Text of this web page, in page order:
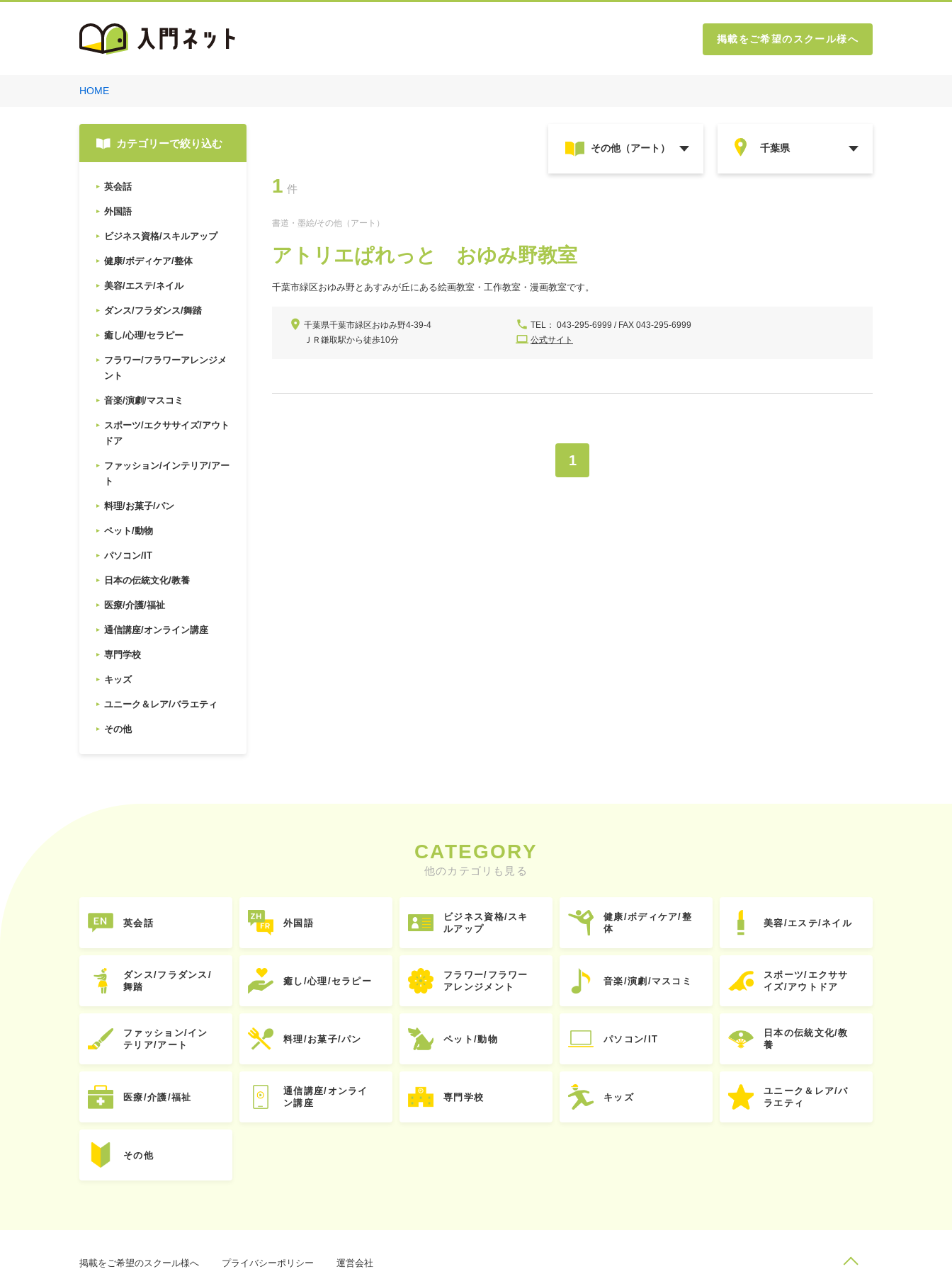
掲載をご希望のスクール様へ
HOME
カテゴリーで絞り込む
英会話
外国語
ビジネス資格/スキルアップ
健康/ボディケア/整体
美容/エステ/ネイル
ダンス/フラダンス/舞踏
癒し/心理/セラピー
フラワー/フラワーアレンジメ
ント
音楽/演劇/マスコミ
スポーツ/エクササイズ/アウト
ドア
ファッション/インテリア/アー
ト
料理/お菓子/パン
ペット/動物
パソコン/IT
日本の伝統文化/教養
医療/介護/福祉
通信講座/オンライン講座
専門学校
キッズ
ユニーク＆レア/バラエティ
その他
1 件
書道・墨絵/その他（アート）
アトリエぱれっと おゆみ野教室
千葉市緑区おゆみ野とあすみが丘にある絵画教室・工作教室・漫画教室です。
千葉県千葉市緑区おゆみ野4-39-4
ＪＲ鎌取駅から徒歩10分
TEL： 043-295-6999 / FAX 043-295-6999
公式サイト
1
CATEGORY
他のカテゴリも見る
英会話 外国語
ビジネス資格/スキ
ルアップ
健康/ボディケア/整
体
美容/エステ/ネイル
ダンス/フラダンス/
舞踏
癒し/心理/セラピー
フラワー/フラワー
アレンジメント
音楽/演劇/マスコミ
スポーツ/エクササ
イズ/アウトドア
ファッション/イン
テリア/アート
料理/お菓子/パン ペット/動物 パソコン/IT
日本の伝統文化/教
養
医療/介護/福祉
通信講座/オンライ
ン講座
専門学校 キッズ
ユニーク＆レア/バ
ラエティ
その他
掲載をご希望のスクール様へ プライバシーポリシー 運営会社